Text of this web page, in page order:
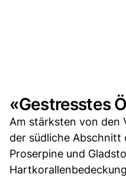
«Gestresstes
Am stärksten von den
der südliche Abschnitt
Proserpine und